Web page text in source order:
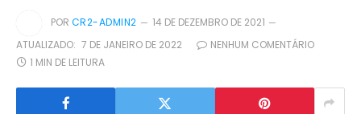
POR CR2-ADMIN2
14 DE DEZEMBRO DE 2021
ATUALIZADO: 7 DE JANEIRO DE 2022
NENHUM COMENTÁRIO
1 MIN DE LEITURA